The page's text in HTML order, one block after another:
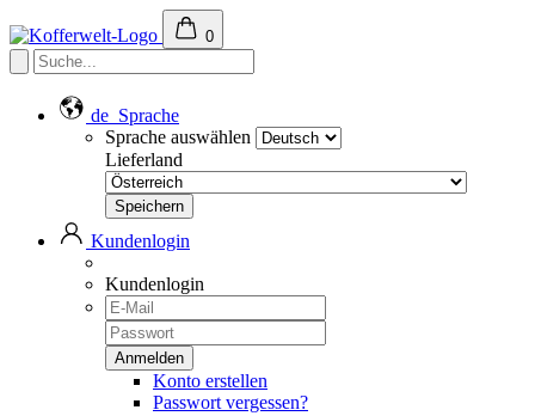
0
de Sprache
Sprache auswählen
Lieferland
Kundenlogin
Kundenlogin
Konto erstellen
Passwort vergessen?